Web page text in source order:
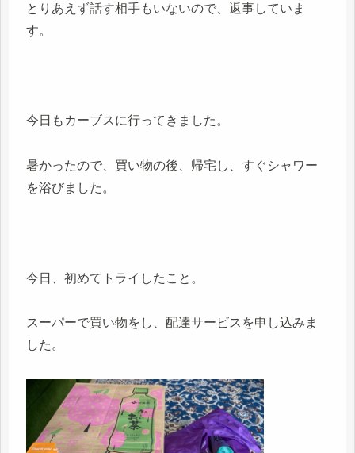
とりあえず話す相手もいないので、返事していま
す。
今日もカーブスに行ってきました。
暑かったので、買い物の後、帰宅し、すぐシャワー
を浴びました。
今日、初めてトライしたこと。
スーパーで買い物をし、配達サービスを申し込みま
した。